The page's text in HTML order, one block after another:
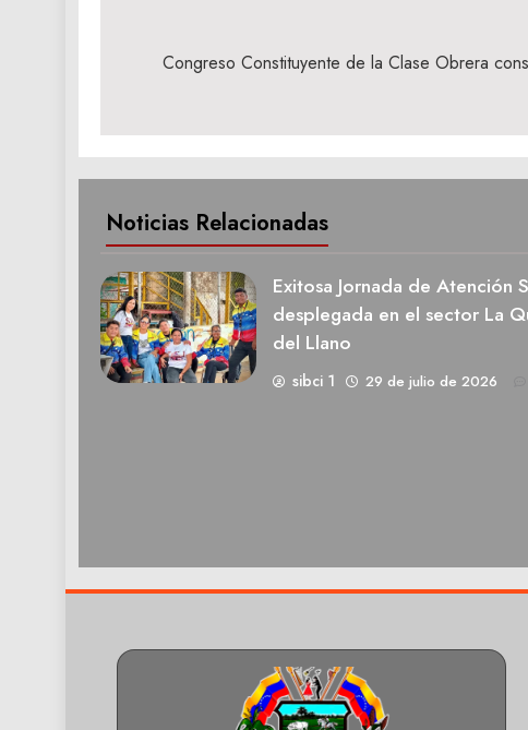
Congreso Constituyente de la Clase Obrera
Noticias Relacionadas
Exitosa Jornada de Atención
desplegada en el sector La
del Llano
sibci 1 29 de julio de 2026